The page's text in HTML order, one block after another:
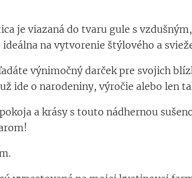
je viazaná do tvaru gule s
ideálna na vytvorenie štýlového a
výnimočný darček pre svojich
ide o narodeniny, výročie alebo len
a krásy s touto nádhernou